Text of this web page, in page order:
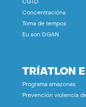
CGTD
Concentracións
Toma de tempos
Eu son DGAN
TRÍATLON
Programa amazonas
Prevención violencia